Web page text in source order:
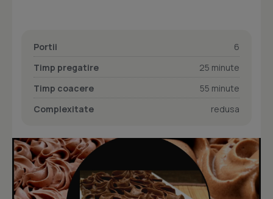
Portii
6
Timp pregatire
25 minute
Timp coacere
55 minute
Complexitate
redusa